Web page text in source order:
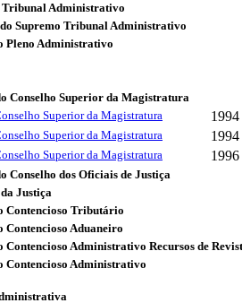
Tribunal Administrativo
Supremo Tribunal Administrativo
Pleno Administrativo
Conselho Superior da Magistratura
Superior da Magistratura
1994
Superior da Magistratura 1994
Superior da Magistratura 1996
Conselho dos Oficiais de Justiça
Justiça
Contencioso Tributário
Contencioso Aduaneiro
Contencioso Administrativo Recursos de
Contencioso Administrativo